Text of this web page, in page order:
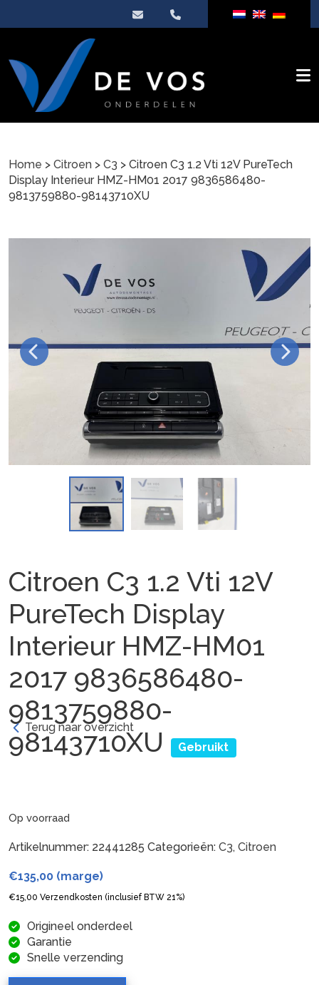
Home > Citroen > C3 > Citroen C3 1.2 Vti 12V PureTech
Display Interieur HMZ-HM01 2017 9836586480-
9813759880-98143710XU
Citroen C3 1.2 Vti 12V
PureTech Display
Interieur HMZ-HM01
2017 9836586480-
9813759880-
98143710XU
Gebruikt
Terug naar overzicht
Op voorraad
Artikelnummer: 22441285 Categorieën: C3, Citroen
€135,00 (marge)
€15,00 Verzendkosten (inclusief BTW 21%)
Origineel onderdeel
Garantie
Snelle verzending